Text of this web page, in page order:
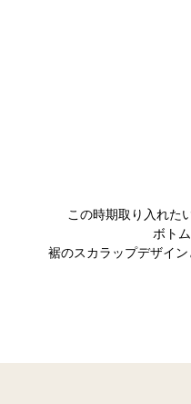
この時期取り入れた
ボト
裾のスカラップデザイ